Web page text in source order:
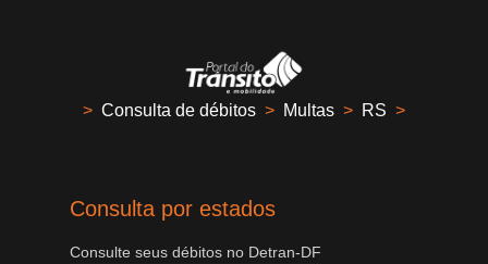
> Consulta de débitos > Multas > RS >
Consulta por estados
Consulte seus débitos no Detran-DF